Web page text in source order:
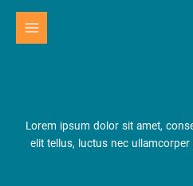
Lorem ipsum dolor sit amet,
elit tellus, luctus nec